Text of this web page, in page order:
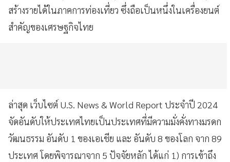
สร้างรายได้ในภาคการท่องเที่ยว ซึ่งถือเป็นหนึ่งในเครื่องยนต์
สำคัญของเศรษฐกิจไทย
ล่าสุด เว็บไซต์ U.S. News & World Report ประจำปี 2024
จัดอันดับให้ประเทศไทยเป็นประเทศที่มีความมั่งคั่งทางมรดก
วัฒนธรรม อันดับ 1 ของเอเชีย และ อันดับ 8 ของโลก จาก 89
ประเทศ โดยพิจารณาจาก 5 ปัจจัยหลัก ได้แก่ 1) การเข้าถึง